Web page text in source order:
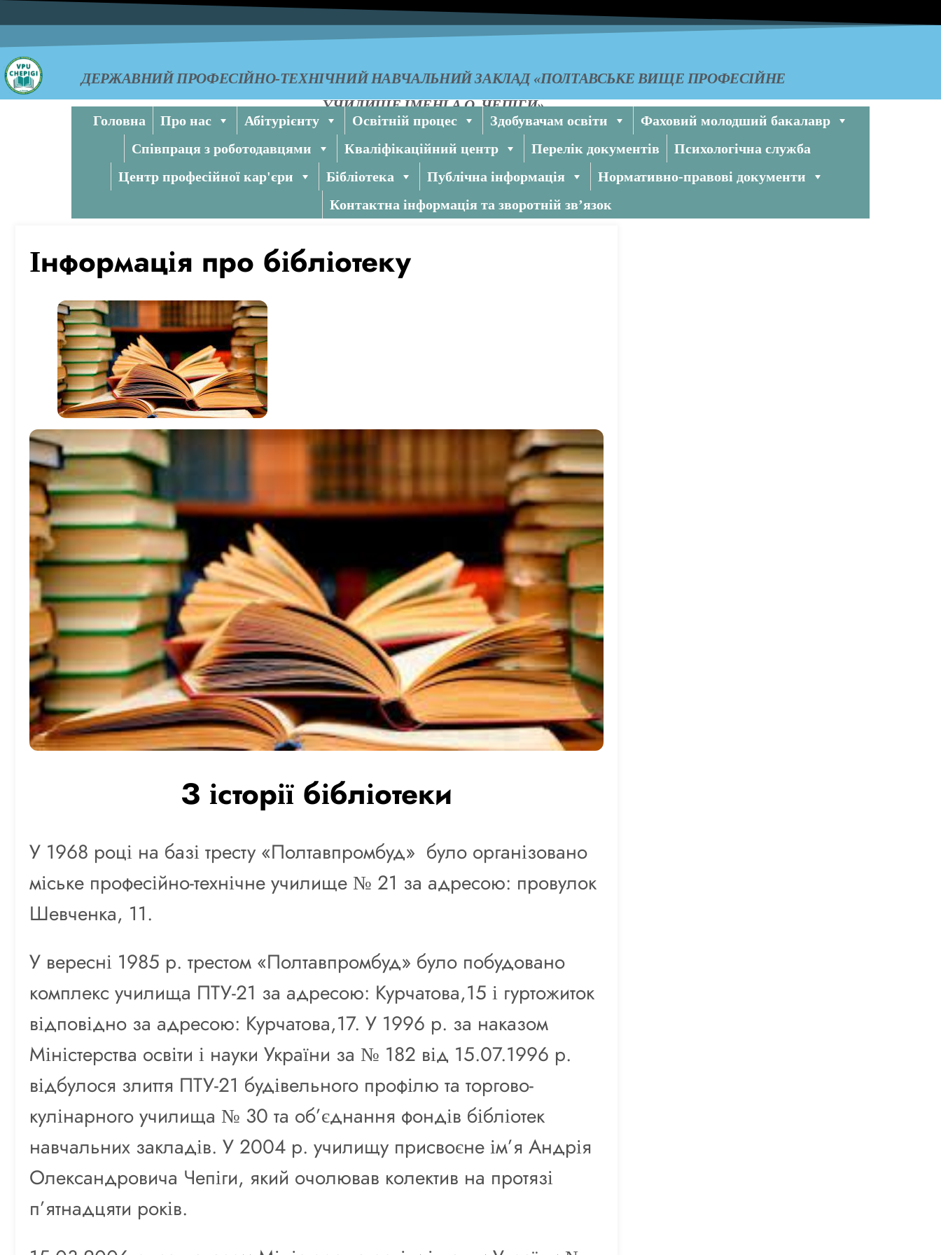
ДЕРЖАВНИЙ ПРОФЕСІЙНО-ТЕХНІЧНИЙ НАВЧАЛЬНИЙ ЗАКЛАД «ПОЛТАВСЬКЕ ВИЩЕ ПРОФЕСІЙНЕ
УЧИЛИЩЕ ІМЕНІ А.О. ЧЕПІГИ»
Головна Про нас Абітурієнту Освітній процес Здобувачам освіти
Фаховий молодший бакалавр
Співпраця з роботодавцями
Кваліфікаційний центр Перелік документів
Психологічна служба
Центр професійної кар'єри
Бібліотека Публічна інформація
Нормативно-правові документи
Контактна інформація та зворотній зв’язок
Інформація про бібліотеку
З історії бібліотеки
У 1968 році на базі тресту «Полтавпромбуд» було організовано
міське професійно-технічне училище № 21 за адресою: провулок
Шевченка, 11.
У вересні 1985 р. трестом «Полтавпромбуд» було побудовано
комплекс училища ПТУ-21 за адресою: Курчатова,15 і гуртожиток
відповідно за адресою: Курчатова,17. У 1996 р. за наказом
Міністерства освіти і науки України за № 182 від 15.07.1996 р.
відбулося злиття ПТУ-21 будівельного профілю та торгово-
кулінарного училища № 30 та об’єднання фондів бібліотек
навчальних закладів. У 2004 р. училищу присвоєне ім’я Андрія
Олександровича Чепіги, який очолював колектив на протязі
п’ятнадцяти років.